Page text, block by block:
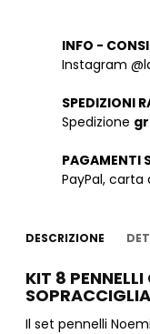
INFO -
Instagram
SPEDIZIONI
Spedizione
PAGAMENTI
PayPal,
DESCRIZIONE
KIT 8
Il set pennelli